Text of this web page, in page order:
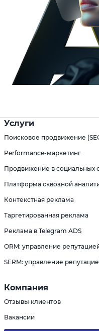
Услуги
Поисковое продвижение
Performance-маркетинг
Продвижение в социальных
Платформа сквозной
Контекстная реклама
Таргетированная реклама
Реклама в Telegram ADS
ORM: управление
SERM: управление
Компания
Отзывы клиентов
Вакансии